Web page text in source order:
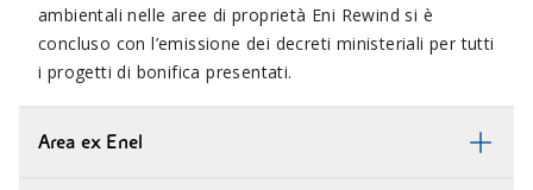
ambientali nelle aree di proprietà Eni Rewind si è
concluso con l’emissione dei decreti ministeriali per tutti
i progetti di bonifica presentati.
Area ex Enel